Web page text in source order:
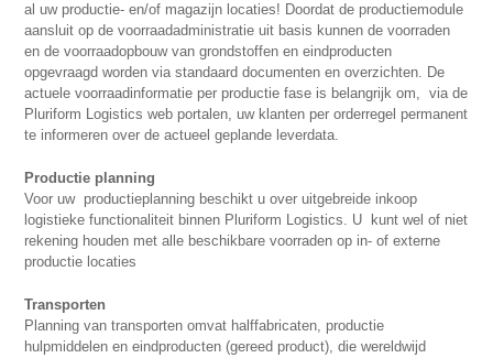
al uw productie- en/of magazijn locaties! Doordat de productiemodule
aansluit op de voorraadadministratie uit basis kunnen de voorraden
en de voorraadopbouw van grondstoffen en eindproducten
opgevraagd worden via standaard documenten en overzichten. De
actuele voorraadinformatie per productie fase is belangrijk om, via de
Pluriform Logistics web portalen, uw klanten per orderregel permanent
te informeren over de actueel geplande leverdata.
Productie planning
Voor uw productieplanning beschikt u over uitgebreide inkoop
logistieke functionaliteit binnen Pluriform Logistics. U kunt wel of niet
rekening houden met alle beschikbare voorraden op in- of externe
productie locaties
Transporten
Planning van transporten omvat halffabricaten, productie
hulpmiddelen en eindproducten (gereed product), die wereldwijd